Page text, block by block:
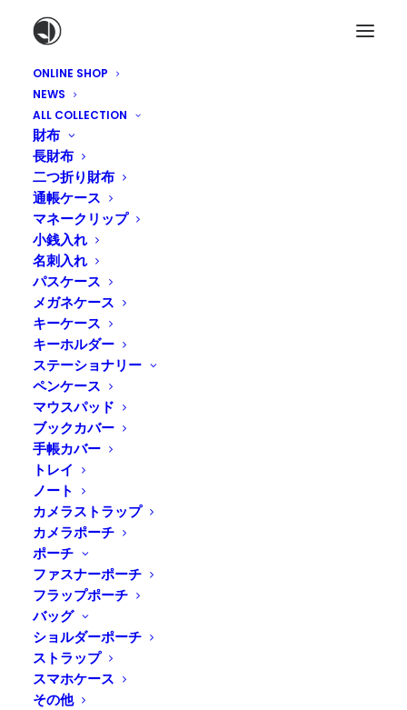
ONLINE SHOP
NEWS
ALL COLLECTION
財布
長財布
二つ折り財布
通帳ケース
マネークリップ
小銭入れ
名刺入れ
パスケース
メガネケース
キーケース
キーホルダー
ステーショナリー
ペンケース
マウスパッド
ブックカバー
手帳カバー
トレイ
ノート
カメラストラップ
カメラポーチ
ポーチ
ファスナーポーチ
フラップポーチ
バッグ
ショルダーポーチ
ストラップ
スマホケース
その他
臨時休業のお知らせ
2016年10月21日 | IN
Home